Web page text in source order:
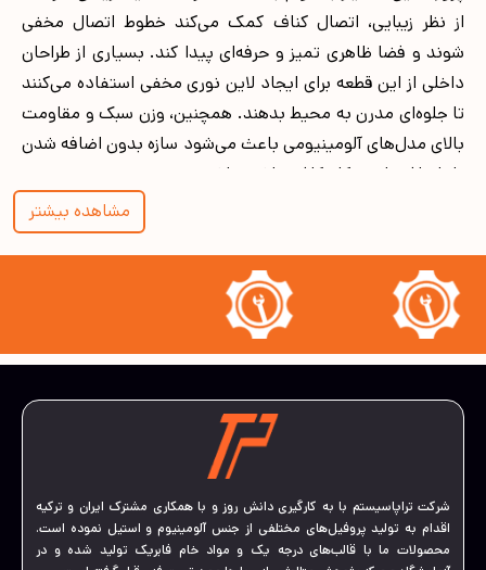
از نظر زیبایی، اتصال کناف کمک می‌کند خطوط اتصال مخفی
شوند و فضا ظاهری تمیز و حرفه‌ای پیدا کند. بسیاری از طراحان
داخلی از این قطعه برای ایجاد لاین نوری مخفی استفاده می‌کنند
تا جلوه‌ای مدرن به محیط بدهند. همچنین، وزن سبک و مقاومت
بالای مدل‌های آلومینیومی باعث می‌شود سازه بدون اضافه شدن
بار اضافی، استحکام کافی داشته باشد.
تفاوت چفت کناف با پروفیل‌های معمولی
اتصال کناف برای هماهنگی کامل با صفحات کناف طراحی شده و
امکان نصب سریع‌تر و دقیق‌تر را فراهم می‌کند. همچنین، این
قطعه با ایجاد بند انبساط مناسب، مانع ایجاد ترک در محل
اتصال می‌شود، چیزی که پروفیل آلومینیومی
آن توجه ندارن .
ساخته می‌شود و در برابر رطوبت و زنگ‌زدگی مقاوم است. این
ویژگی باعث می‌شود استفاده از آن در فضاهای مرطوب مانند
سرویس بهداشتی یا آشپزخانه بدون مشکل باشد. در مقابل،
پروفیل‌های معمولی معمولا سنگین‌تر بوده و نیاز به مراحل نصب
پیچیده‌تری دارند.
مشاهده بیشتر
شرکت تراپاسیستم با به کارگیری دانش روز و با همکاری مشترک ایران و ترکیه
اقدام به تولید پروفیل‌های مختلفی از جنس آلومینیوم و استیل نموده است.
محصولات ما با قالب‌های درجه یک و مواد خام فابریک تولید شده و در